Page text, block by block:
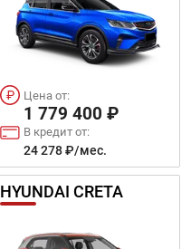
Цена от:
1 779 400 ₽
В кредит от:
24 278 ₽/мес.
HYUNDAI CRETA